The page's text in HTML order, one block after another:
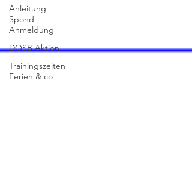
Anleitung
Spond
Anmeldung
DOSB Aktion
Trainingszeiten
Ferien & co